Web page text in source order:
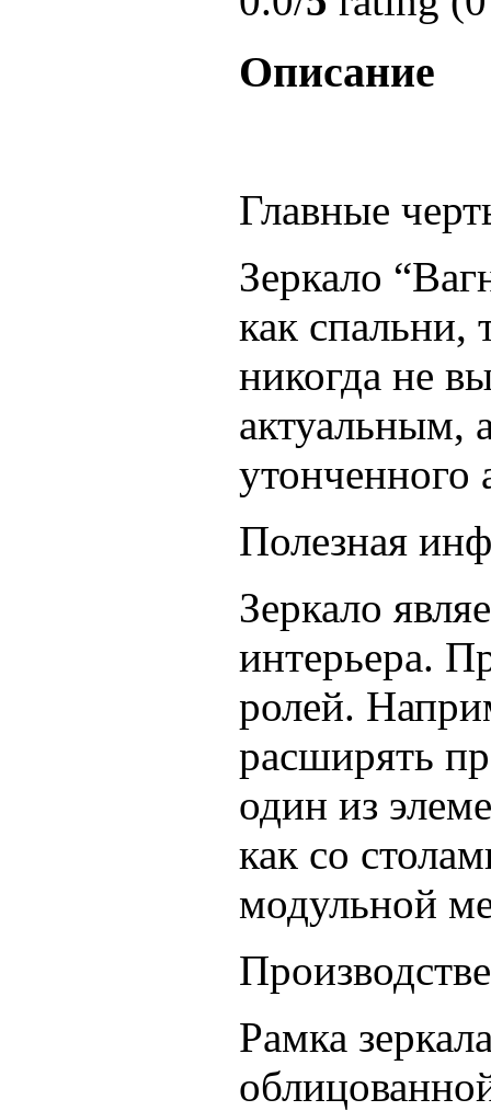
Описание
Главные
Зеркало
как
никогда не
актуальным,
утонченного
Полезная
Зеркало
интерьера.
ролей.
расширять
один из
как со
модульной
Рамка